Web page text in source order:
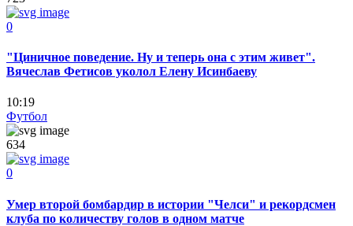
0
"Циничное поведение. Ну и теперь она с этим живет".
Вячеслав Фетисов уколол Елену Исинбаеву
10:19
Футбол
634
0
Умер второй бомбардир в истории "Челси" и рекордсмен
клуба по количеству голов в одном матче